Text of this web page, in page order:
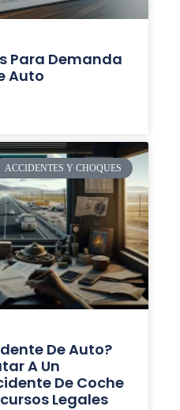
Para Demanda
Auto
ACCIDENTES Y CHOQUES
De Auto?
A Un
De Coche
Legales